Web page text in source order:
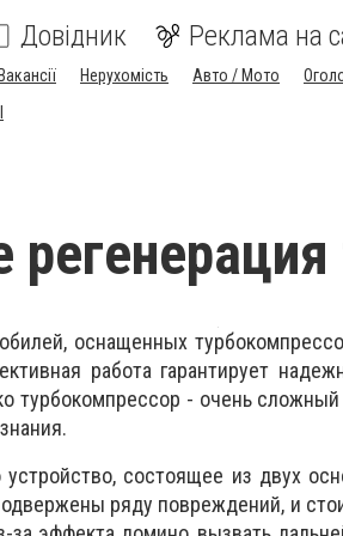
Довідник Реклама на
Нерухомість Авто / Мото
оснащенных
работа гарантирует
турбокомпрессор - очень
состоящее из двух
ряду повреждений, и